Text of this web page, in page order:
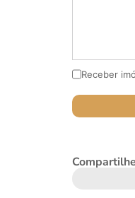
Receber
Compartilhe